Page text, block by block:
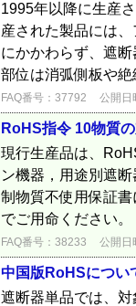
1995年以降に生産
産された製品には
にかかわらず、遮
部位は消弧側板や
FAQ番号：37792 公開日
RoHS指令 10物質
現行生産品は、
ン機器，用途別遮
制物質不使用保証
でご用命ください。
FAQ番号：38233 公開日
中国版RoHSについ
遮断器単品では、